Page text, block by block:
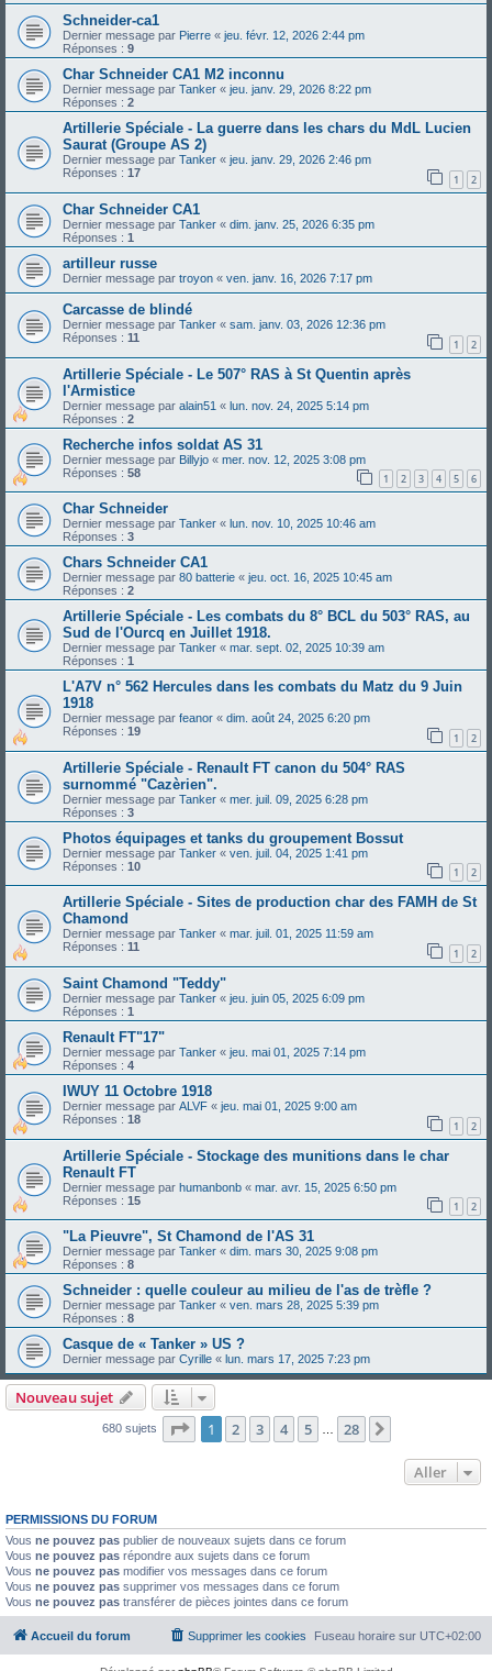
Schneider-ca1
Dernier message par Pierre « jeu. févr. 12, 2026 2:44 pm
Réponses : 9
Char Schneider CA1 M2 inconnu
Dernier message par Tanker « jeu. janv. 29, 2026 8:22 pm
Réponses : 2
Artillerie Spéciale - La guerre dans les chars du MdL Lucien
Saurat (Groupe AS 2)
Dernier message par Tanker « jeu. janv. 29, 2026 2:46 pm
Réponses : 17 1 2
Char Schneider CA1
Dernier message par Tanker « dim. janv. 25, 2026 6:35 pm
Réponses : 1
artilleur russe
Dernier message par troyon « ven. janv. 16, 2026 7:17 pm
Carcasse de blindé
Dernier message par Tanker « sam. janv. 03, 2026 12:36 pm
Réponses : 11 1 2
Artillerie Spéciale - Le 507° RAS à St Quentin après
l'Armistice
Dernier message par alain51 « lun. nov. 24, 2025 5:14 pm
Réponses : 2
Recherche infos soldat AS 31
Dernier message par Billyjo « mer. nov. 12, 2025 3:08 pm
Réponses : 58 1 2 3 4 5 6
Char Schneider
Dernier message par Tanker « lun. nov. 10, 2025 10:46 am
Réponses : 3
Chars Schneider CA1
Dernier message par 80 batterie « jeu. oct. 16, 2025 10:45 am
Réponses : 2
Artillerie Spéciale - Les combats du 8° BCL du 503° RAS, au
Sud de l'Ourcq en Juillet 1918.
Dernier message par Tanker « mar. sept. 02, 2025 10:39 am
Réponses : 1
L'A7V n° 562 Hercules dans les combats du Matz du 9 Juin
1918
Dernier message par feanor « dim. août 24, 2025 6:20 pm
Réponses : 19 1 2
Artillerie Spéciale - Renault FT canon du 504° RAS
surnommé "Cazèrien".
Dernier message par Tanker « mer. juil. 09, 2025 6:28 pm
Réponses : 3
Photos équipages et tanks du groupement Bossut
Dernier message par Tanker « ven. juil. 04, 2025 1:41 pm
Réponses : 10 1 2
Artillerie Spéciale - Sites de production char des FAMH de St
Chamond
Dernier message par Tanker « mar. juil. 01, 2025 11:59 am
Réponses : 11 1 2
Saint Chamond "Teddy"
Dernier message par Tanker « jeu. juin 05, 2025 6:09 pm
Réponses : 1
Renault FT"17"
Dernier message par Tanker « jeu. mai 01, 2025 7:14 pm
Réponses : 4
IWUY 11 Octobre 1918
Dernier message par ALVF « jeu. mai 01, 2025 9:00 am
Réponses : 18 1 2
Artillerie Spéciale - Stockage des munitions dans le char
Renault FT
Dernier message par humanbonb « mar. avr. 15, 2025 6:50 pm
Réponses : 15 1 2
"La Pieuvre", St Chamond de l'AS 31
Dernier message par Tanker « dim. mars 30, 2025 9:08 pm
Réponses : 8
Schneider : quelle couleur au milieu de l'as de trèfle ?
Dernier message par Tanker « ven. mars 28, 2025 5:39 pm
Réponses : 8
Casque de « Tanker » US ?
Dernier message par Cyrille « lun. mars 17, 2025 7:23 pm
Nouveau sujet
680 sujets Page 1sur28
1 2 3 4 5 … 28
Aller
PERMISSIONS DU FORUM
Vous ne pouvez pas publier de nouveaux sujets dans ce forum
Vous ne pouvez pas répondre aux sujets dans ce forum
Vous ne pouvez pas modifier vos messages dans ce forum
Vous ne pouvez pas supprimer vos messages dans ce forum
Vous ne pouvez pas transférer de pièces jointes dans ce forum
Accueil du forum Fuseau horaire sur UTC+02:00
Supprimer les cookies